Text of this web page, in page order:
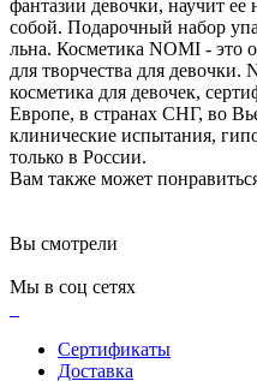
фантазии девочки, научит ее
собой. Подарочный набор
льна. Косметика NOMI - это
для творчества для девочки.
косметика для девочек,
Европе, в странах СНГ, во
клинические испытания,
только в России.
Вам также может
Вы смотрели
Мы в соц сетях
Сертификаты
Доставка